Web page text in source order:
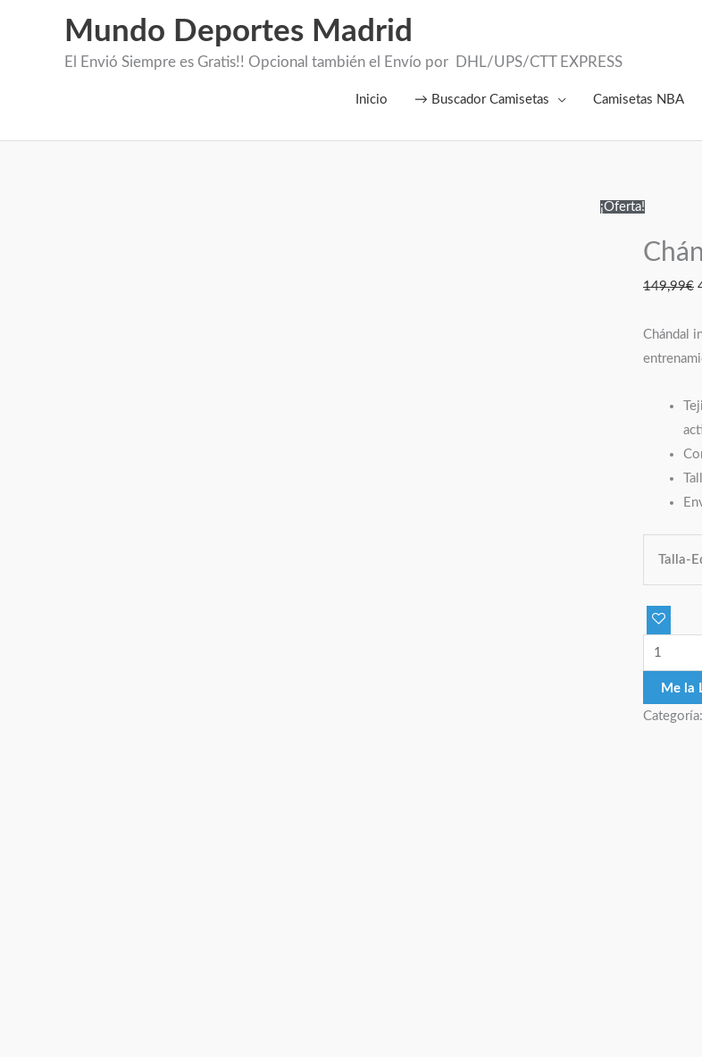
Mundo Deportes Madrid
El Envió Siempre es Gratis!! Opcional también el Envío por DHL/UPS/CTT EXPRESS
Inicio → Buscador Camisetas Camisetas NBA
¡Oferta!
149,99€
Chándal
Talla-
Chándal
Paris
Saint-
26/27
cantidad
Me la
Categoría: